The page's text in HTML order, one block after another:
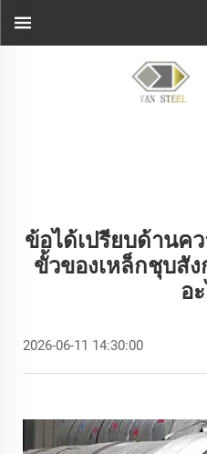
ข้อได้เปรียบด้านค
ขั้วของเหล็กชุบสั
อ
2026-06-11 14:30:00